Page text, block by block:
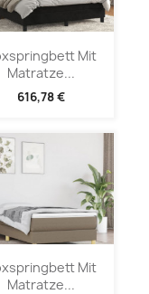
Mit
Matratze...
616,78 €
Mit
Matratze...